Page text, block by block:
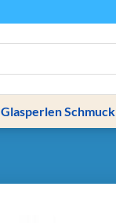
Glasperlen Schmuck